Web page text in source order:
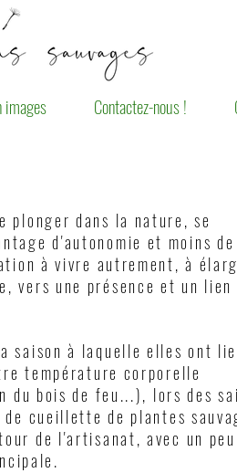
images Contactez-nous !
plonger dans la nature, se
d'autonomie et moins de
à vivre autrement, à
vers une présence et un lien
saison à laquelle elles ont
température corporelle
bois de feu...), lors des
cueillette de plantes
de l'artisanat, avec un peu